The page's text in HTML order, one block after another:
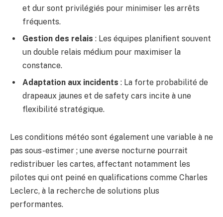
et dur sont privilégiés pour minimiser les arrêts
fréquents.
Gestion des relais : Les équipes planifient souvent
un double relais médium pour maximiser la
constance.
Adaptation aux incidents : La forte probabilité de
drapeaux jaunes et de safety cars incite à une
flexibilité stratégique.
Les conditions météo sont également une variable à ne
pas sous-estimer ; une averse nocturne pourrait
redistribuer les cartes, affectant notamment les
pilotes qui ont peiné en qualifications comme Charles
Leclerc, à la recherche de solutions plus
performantes.